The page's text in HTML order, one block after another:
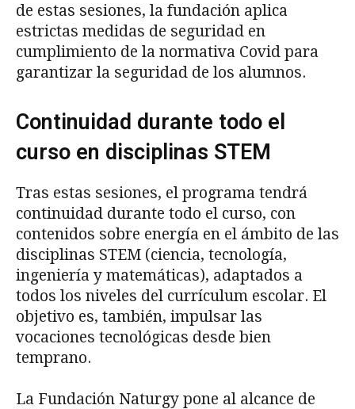
de estas sesiones, la fundación aplica
estrictas medidas de seguridad en
cumplimiento de la normativa Covid para
garantizar la seguridad de los alumnos.
Continuidad durante todo el
curso en disciplinas STEM
Tras estas sesiones, el programa tendrá
continuidad durante todo el curso, con
contenidos sobre energía en el ámbito de las
disciplinas STEM (ciencia, tecnología,
ingeniería y matemáticas), adaptados a
todos los niveles del currículum escolar. El
objetivo es, también, impulsar las
vocaciones tecnológicas desde bien
temprano.
La Fundación Naturgy pone al alcance de